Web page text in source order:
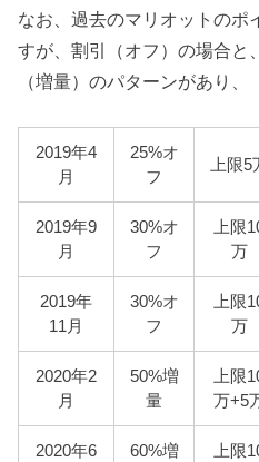
なお、過去のマリオットのポ
すが、割引（オフ）の場合と
（増量）のパターンがあり、
2019年4
月
25%オ
フ
上限5
2019年9
月
30%オ
フ
上限
万
2019年
11月
30%オ
フ
上限
万
2020年2
月
50%増
量
上限
万+5
2020年6
60%増
上限